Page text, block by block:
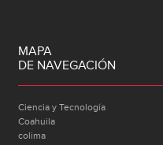
MAPA
DE NAVEGACIÓN
Ciencia y Tecnología
Coahuila
colima